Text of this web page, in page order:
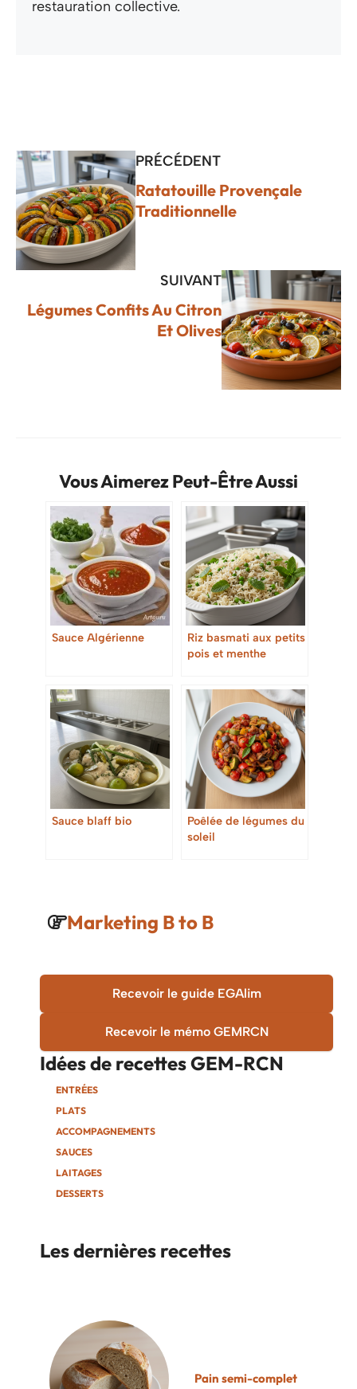
restauration collective.
PRÉCÉDENT
Ratatouille Provençale
Traditionnelle
SUIVANT
Légumes Confits Au Citron
Et Olives
Vous Aimerez Peut-Être Aussi
Sauce Algérienne
Riz basmati aux petits
pois et menthe
Sauce blaff bio
Poêlée de légumes du
soleil
Marketing B to B
Recevoir le guide EGAlim
Recevoir le mémo GEMRCN
Idées de recettesGEM-RCN
ENTRÉES
PLATS
ACCOMPAGNEMENTS
SAUCES
LAITAGES
DESSERTS
Les dernières recettes
Pain semi-complet